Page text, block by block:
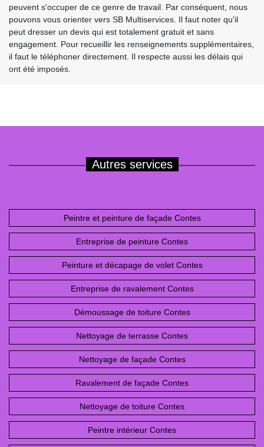
peuvent s'occuper de ce genre de travail. Par conséquent, nous
pouvons vous orienter vers SB Multiservices. Il faut noter qu'il
peut dresser un devis qui est totalement gratuit et sans
engagement. Pour recueillir les renseignements supplémentaires,
il faut le téléphoner directement. Il respecte aussi les délais qui
ont été imposés.
Autres services
Peintre et peinture de façade Contes
Entreprise de peinture Contes
Peinture et décapage de volet Contes
Entreprise de ravalement Contes
Démoussage de toiture Contes
Nettoyage de terrasse Contes
Nettoyage de façade Contes
Ravalement de façade Contes
Nettoyage de toiture Contes
Peintre intérieur Contes